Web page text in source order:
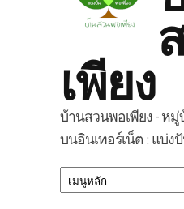
เพียง
บ้านสวนพอเพียง - หมู่
บนอินเทอร์เน็ต : แบ่ง